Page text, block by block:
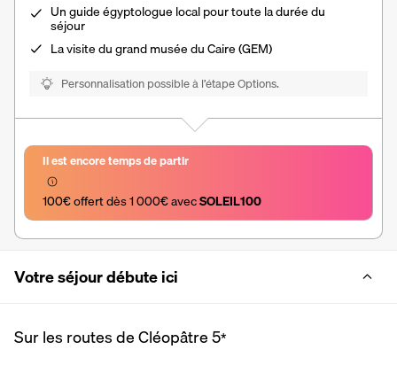
Unguide égyptologue localpour toute la durée du
séjour
La visite du grand musée du Caire (GEM)
Personnalisation possible à l’étape Options.
Il est encore temps de partir
100€ offert dès 1 000€ avec SOLEIL100
Votre séjour débute ici
Sur les routes de Cléopâtre5*